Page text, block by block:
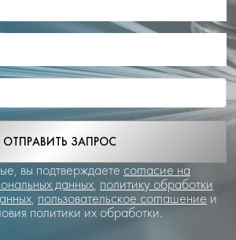
ОТПРАВИТЬ ЗАПРОС
вы подтверждаете согласие на
данных, политику обработки
, пользовательское соглашение и
политики их обработки.